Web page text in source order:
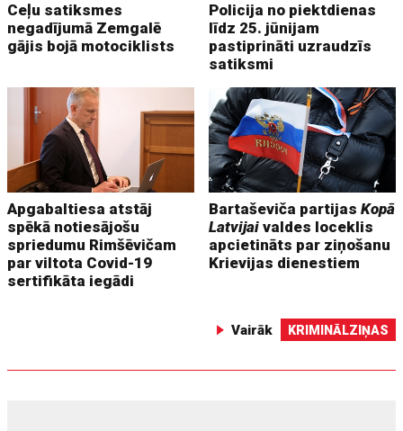
Ceļu satiksmes
negadījumā Zemgalē
gājis bojā motociklists
Policija no piektdienas
līdz 25. jūnijam
pastiprināti uzraudzīs
satiksmi
Apgabaltiesa atstāj
spēkā notiesājošu
spriedumu Rimšēvičam
par viltota Covid-19
sertifikāta iegādi
Bartaševiča partijasKopā
Latvijai valdes loceklis
apcietināts par ziņošanu
Krievijas dienestiem
Vairāk KRIMINĀLZIŅAS